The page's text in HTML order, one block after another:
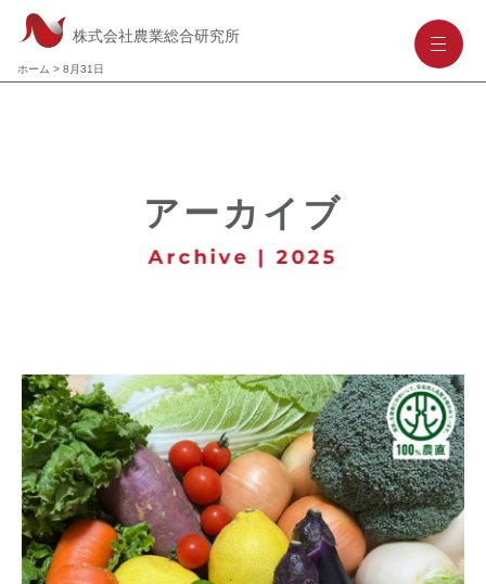
株式会社農業総合研究所
ホーム > 8月31日
--
アーカイブ
Archive | 2025